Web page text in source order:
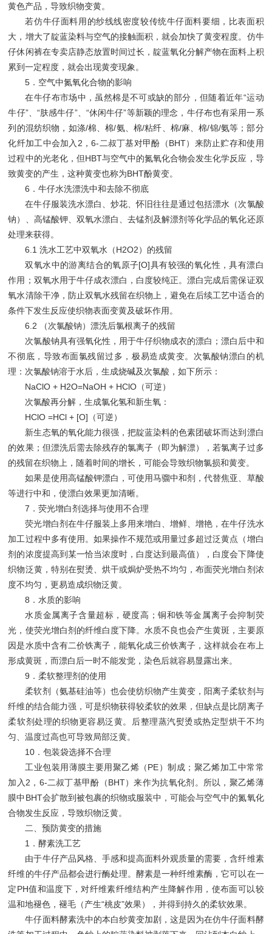
黄色产品，导致织物变黄。
若仿牛仔面料用的纱线线密度较传统牛仔面料要细，比表面积
大，增大了靛蓝染料与空气的接触面积，就会加快了黄变程度。仿牛
仔休闲裤在专卖店静态放置时间过长，靛蓝氧化分解产物在面料上积
累到一定程度，就会出现黄变现象。
5．空气中氮氧化合物的影响
在牛仔布市场中，虽然棉是不可或缺的部分，但随着近年“运动
牛仔”、“肤感牛仔”、“休闲牛仔”等新颖的理念，牛仔布也有采用一系
列的混纺织物，如涤/棉、棉/氨、棉/粘纤、棉/麻、棉/锦/氨等；部分
化纤加工中会加入2，6-二叔丁基对甲酚（BHT）来防止贮存和使用
过程中的光老化，但HBT与空气中的氮氧化合物会发生化学反应，导
致黄变的产生，这种黄变也称为BHT酚黄变。
6．牛仔水洗漂洗中和去除不彻底
在牛仔服装洗水漂白、炒花、怀旧往往是通过包括漂水（次氯酸
钠）、高锰酸钾、双氧水漂白、去锰剂及解漂剂等化学品的氧化还原
处理来获得。
6.1 洗水工艺中双氧水（H2O2）的残留
双氧水中的游离结合的氧原子[O]具有较强的氧化性，具有漂白
作用；双氧水用于牛仔成衣漂白，白度较纯正。漂白完成后需保证双
氧水清除干净，防止双氧水残留在织物上，避免在后续工艺中适合的
条件下发生反应使织物表面变黄及破坏作用。
6.2 （次氯酸钠）漂洗后氯根离子的残留
次氯酸钠具有强氧化性，用于牛仔织物成衣的漂白；漂白后中和
不彻底，导致布面氯残留过多，极易造成黄变。次氯酸钠漂白的机
理：次氯酸钠溶于水后，生成烧碱及次氯酸，如下所示：
NaClO + H2O=NaOH + HClO（可逆）
次氯酸再分解，生成氯化氢和新生氧：
HClO =HCl + [O]（可逆）
新生态氧的氧化能力很强，把靛蓝染料的色素团破坏而达到漂白
的效果；但漂洗后需去除残存的氯离子（即为解漂），若氯离子过多
的残留在织物上，随着时间的增长，可能会导致织物氯损和黄变。
如果是使用高锰酸钾漂白，可使用马骝中和剂，代替焦亚、草酸
等进行中和，使漂白效果更加清晰。
7．荧光增白剂选择与使用不合理
荧光增白剂在牛仔服装上多用来增白、增鲜、增艳，在牛仔洗水
加工过程中多有使用。如果操作不规范或用量过多超过泛黄点（增白
剂的浓度提高到某一恰当浓度时，白度达到最高值），白度会下降使
织物泛黄，特别在熨烫、烘干或焗炉受热不均匀，布面荧光增白剂浓
度不均匀，更易造成织物泛黄。
8．水质的影响
水质金属离子含量超标，硬度高；铜和铁等金属离子会抑制荧
光，使荧光增白剂的纤维白度下降。水质不良也会产生黄斑，主要原
因是水质中含有二价铁离子，能氧化成三价铁离子，这样就会在布上
形成黄斑，而漂白后一时不能发觉，染色后就容易显露出来。
9．柔软整理剂的使用
柔软剂（氨基硅油等）也会使纺织物产生黄变，阳离子柔软剂与
纤维的结合能力强，可是织物获得较柔软的效果，但缺点是比阴离子
柔软剂处理的织物更容易泛黄。后整理蒸汽熨烫或热定型烘干不均
匀、温度过高也可导致局部泛黄。
10．包装袋选择不合理
工业包装用薄膜主要用聚乙烯（PE）制成；聚乙烯加工中常常
加入2，6-二叔丁基甲酚（BHT）来作为抗氧化剂。所以，聚乙烯薄
膜中BHT会扩散到被包裹的织物或服装中，可能会与空气中的氮氧化
合物发生反应，导致织物泛黄。
二、预防黄变的措施
1．酵素洗工艺
由于牛仔产品风格、手感和提高面料外观质量的需要，含纤维素
纤维的牛仔产品都会进行酶处理。酵素是一种纤维素酶，它可以在一
定PH值和温度下，对纤维素纤维结构产生降解作用，使布面可以较
温和地褪色，褪毛（产生“桃皮”效果），并得到持久的柔软效果。
牛仔面料酵素洗中的本白纱黄变加剧，这是因为在仿牛仔面料酵